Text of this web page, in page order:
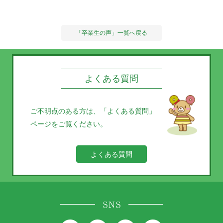
「卒業生の声」一覧へ戻る
よくある質問
ご不明点のある方は、
「よくある質問」
ページをご覧ください。
よくある質問
SNS